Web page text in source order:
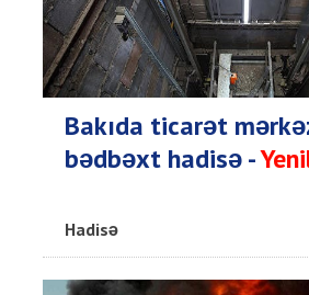
Bakıda ticarət
bədbəxt hadisə -
Hadisə